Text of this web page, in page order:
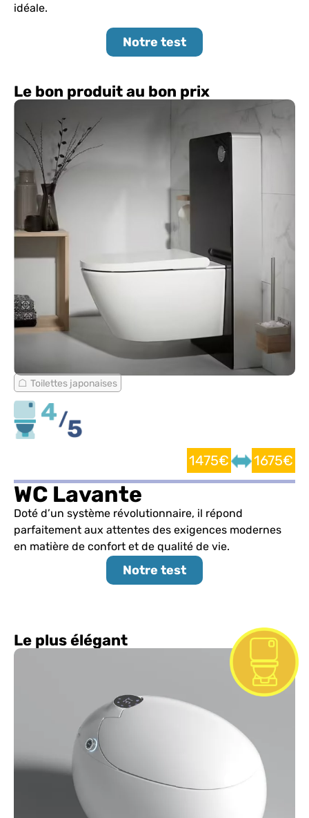
idéale.
Notre test
Le bon produit au bon prix
Toilettes japonaises
1475€ 1675€
WC Lavante
Doté d’un système révolutionnaire, il répond
parfaitement aux attentes des exigences modernes
en matière de confort et de qualité de vie.
Notre test
Le plus élégant